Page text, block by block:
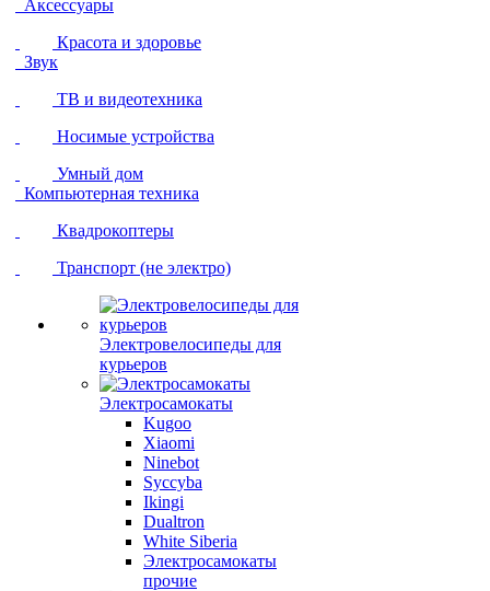
Аксессуары
Красота и здоровье
Звук
ТВ и видеотехника
Носимые устройства
Умный дом
Компьютерная техника
Квадрокоптеры
Транспорт (не электро)
Электровелосипеды для
курьеров
Электросамокаты
Kugoo
Xiaomi
Ninebot
Syccyba
Ikingi
Dualtron
White Siberia
Электросамокаты
прочие